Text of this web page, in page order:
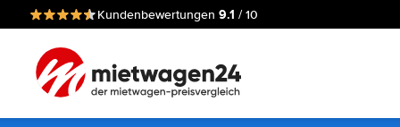
Kundenbewertungen 9.1 / 10